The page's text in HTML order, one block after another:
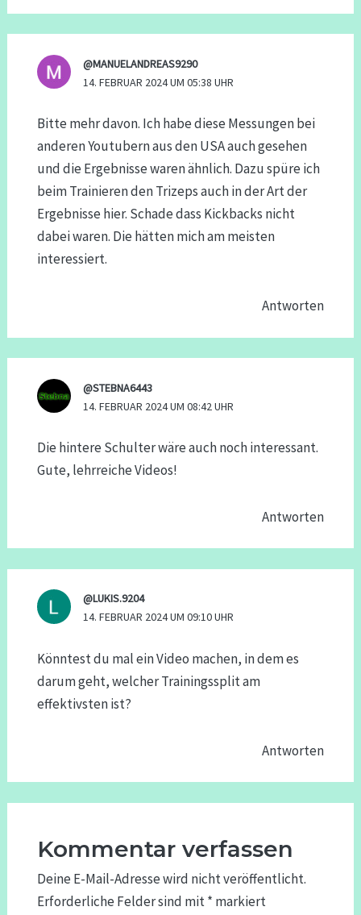
@MANUELANDREAS9290
14. FEBRUAR 2024 UM 05:38 UHR
Bitte mehr davon. Ich habe diese Messungen bei
anderen Youtubern aus den USA auch gesehen
und die Ergebnisse waren ähnlich. Dazu spüre ich
beim Trainieren den Trizeps auch in der Art der
Ergebnisse hier. Schade dass Kickbacks nicht
dabei waren. Die hätten mich am meisten
interessiert.
Antworten
@STEBNA6443
14. FEBRUAR 2024 UM 08:42 UHR
Die hintere Schulter wäre auch noch interessant.
Gute, lehrreiche Videos!
Antworten
@LUKIS.9204
14. FEBRUAR 2024 UM 09:10 UHR
Könntest du mal ein Video machen, in dem es
darum geht, welcher Trainingssplit am
effektivsten ist?
Antworten
Kommentar verfassen
Deine E-Mail-Adresse wird nicht veröffentlicht.
Erforderliche Felder sind mit* markiert